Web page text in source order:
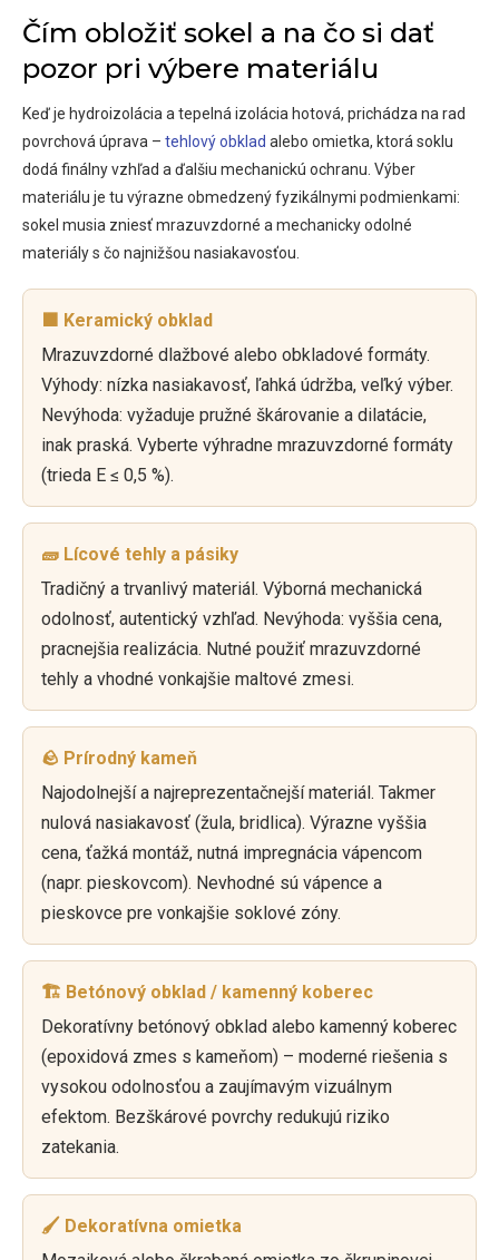
Čím obložiť sokel a na čo si dať
pozor pri výbere materiálu
Keď je hydroizolácia a tepelná izolácia hotová, prichádza na rad
povrchová úprava – tehlový obklad alebo omietka, ktorá soklu
dodá finálny vzhľad a ďalšiu mechanickú ochranu. Výber
materiálu je tu výrazne obmedzený fyzikálnymi podmienkami:
sokel musia zniesť mrazuvzdorné a mechanicky odolné
materiály s čo najnižšou nasiakavosťou.
🟫 Keramický obklad
Mrazuvzdorné dlažbové alebo obkladové formáty.
Výhody: nízka nasiakavosť, ľahká údržba, veľký výber.
Nevýhoda: vyžaduje pružné škárovanie a dilatácie,
inak praská. Vyberte výhradne mrazuvzdorné formáty
(trieda E ≤ 0,5 %).
🧱 Lícové tehly a pásiky
Tradičný a trvanlivý materiál. Výborná mechanická
odolnosť, autentický vzhľad. Nevýhoda: vyššia cena,
pracnejšia realizácia. Nutné použiť mrazuvzdorné
tehly a vhodné vonkajšie maltové zmesi.
🪨 Prírodný kameň
Najodolnejší a najreprezentačnejší materiál. Takmer
nulová nasiakavosť (žula, bridlica). Výrazne vyššia
cena, ťažká montáž, nutná impregnácia vápencom
(napr. pieskovcom). Nevhodné sú vápence a
pieskovce pre vonkajšie soklové zóny.
🏗️ Betónový obklad / kamenný koberec
Dekoratívny betónový obklad alebo kamenný koberec
(epoxidová zmes s kameňom) – moderné riešenia s
vysokou odolnosťou a zaujímavým vizuálnym
efektom. Bezškárové povrchy redukujú riziko
zatekania.
🖌️ Dekoratívna omietka